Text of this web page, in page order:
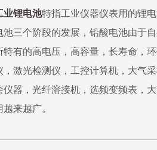
业锂电池特指工业仪器仪表用的锂
池三个阶段的发展，铅酸电池由于
特有的高电压，高容量，长寿命，
，激光检测仪，工控计算机，大气
仪器，光纤溶接机，选频变频表，
越来越广。